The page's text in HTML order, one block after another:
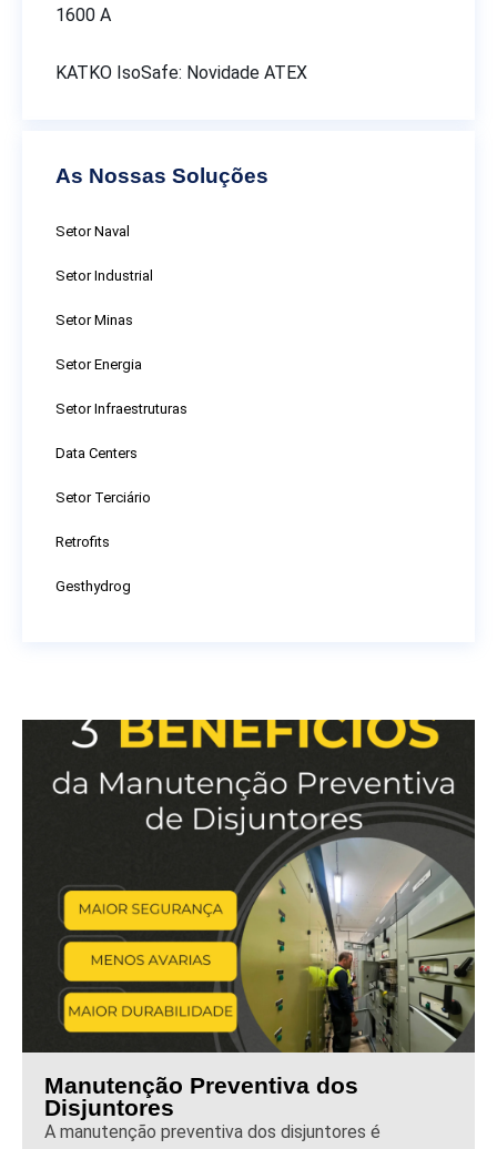
1600 A
KATKO IsoSafe: Novidade ATEX
As Nossas Soluções
Setor Naval
Setor Industrial
Setor Minas
Setor Energia
Setor Infraestruturas
Data Centers
Setor Terciário
Retrofits
Gesthydrog
Manutenção Preventiva dos
Disjuntores
A manutenção preventiva dos disjuntores é